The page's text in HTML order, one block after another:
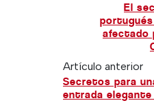
El
afectado
Artículo anterior
Secretos para
entrada elegante